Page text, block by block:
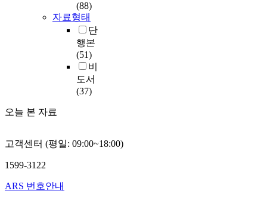
(88)
자료형태
단
행본
(51)
비
도서
(37)
오늘 본 자료
고객센터 (평일: 09:00~18:00)
1599-3122
ARS 번호안내